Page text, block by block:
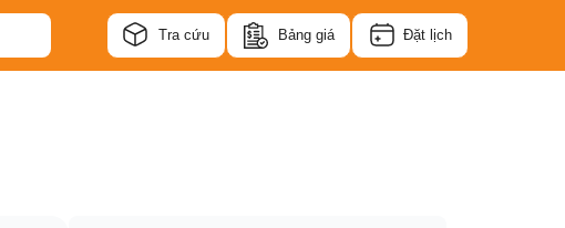
Tra cứu Bảng giá Đặt lịch